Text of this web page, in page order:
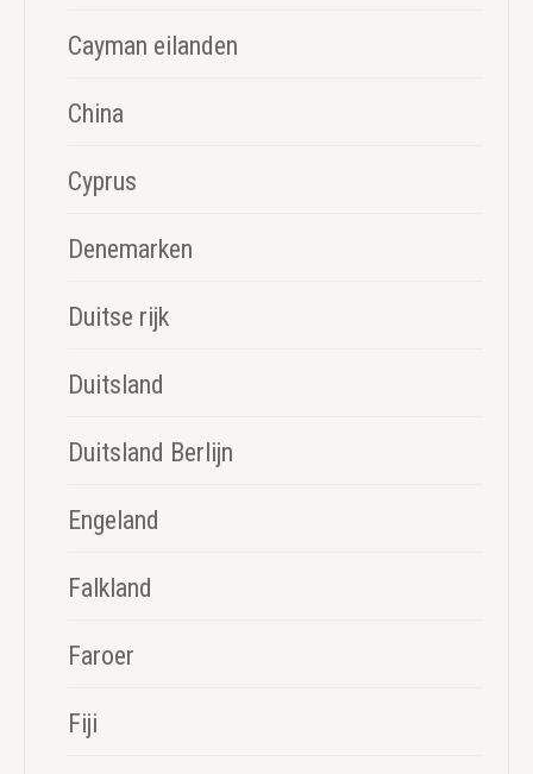
Cayman eilanden
China
Cyprus
Denemarken
Duitse rijk
Duitsland
Duitsland Berlijn
Engeland
Falkland
Faroer
Fiji